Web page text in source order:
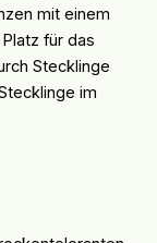
mit einem
für das
Stecklinge
im